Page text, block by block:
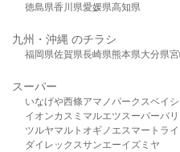
徳島県香川県愛媛県高知県
九州・沖縄 のチラシ
福岡県佐賀県長崎県熊本県大分県
スーパー
いなげや西條アマノパークスベイ
イオンカスミ マルエツスーパーバ
ツルヤマルト オギノ エスマート ラ
ダイレックスサンエーイズミヤ